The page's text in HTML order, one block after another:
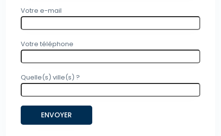
Votre e-mail
Votre téléphone
Quelle(s) ville(s) ?